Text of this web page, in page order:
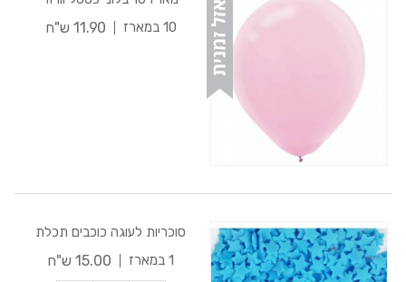
10 במארז
11.90 ש"ח
סוכריות לעוגה כוכבים תכלת
1 במארז
15.00 ש"ח